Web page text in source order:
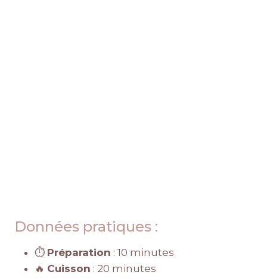
Données pratiques :
⏱️ Préparation : 10 minutes
🔥 Cuisson : 20 minutes